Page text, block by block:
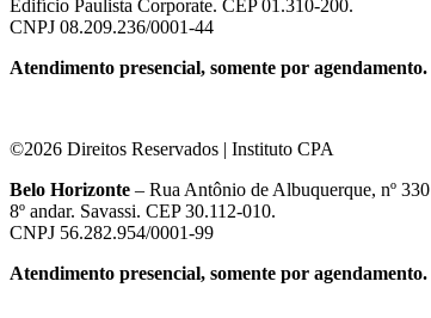
Edifício Paulista Corporate. CEP 01.310-200.
CNPJ 08.209.236/0001-44
Atendimento presencial, somente por agendamento.
©2026 Direitos Reservados | Instituto CPA
Belo Horizonte – Rua Antônio de Albuquerque, nº 330
8º andar. Savassi. CEP 30.112-010.
CNPJ 56.282.954/0001-99
Atendimento presencial, somente por agendamento.